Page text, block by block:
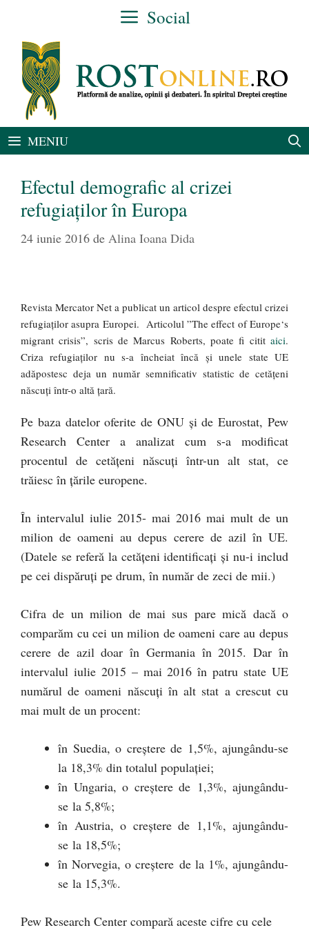
conținut
Social
MENIU
Efectul demografic al crizei
refugiaților în Europa
24 iunie 2016 de Alina Ioana Dida
Revista Mercator Net a publicat un articol despre efectul crizei
refugiaților asupra Europei. Articolul ”The effect of Europe‘s
migrant crisis”, scris de Marcus Roberts, poate fi citit aici.
Criza refugiaților nu s-a încheiat încă și unele state UE
adăpostesc deja un număr semnificativ statistic de cetățeni
născuți într-o altă țară.
Pe baza datelor oferite de ONU și de Eurostat, Pew
Research Center a analizat cum s-a modificat
procentul de cetățeni născuți într-un alt stat, ce
trăiesc în țările europene.
În intervalul iulie 2015- mai 2016 mai mult de un
milion de oameni au depus cerere de azil în UE.
(Datele se referă la cetățeni identificați și nu-i includ
pe cei dispăruți pe drum, în număr de zeci de mii.)
Cifra de un milion de mai sus pare mică dacă o
comparăm cu cei un milion de oameni care au depus
cerere de azil doar în Germania în 2015. Dar în
intervalul iulie 2015 – mai 2016 în patru state UE
numărul de oameni născuți în alt stat a crescut cu
mai mult de un procent:
în Suedia, o creștere de 1,5%, ajungându-se
la 18,3% din totalul populației;
în Ungaria, o creștere de 1,3%, ajungându-
se la 5,8%;
în Austria, o creștere de 1,1%, ajungându-
se la 18,5%;
în Norvegia, o creștere de la 1%, ajungându-
se la 15,3%.
Pew Research Center compară aceste cifre cu cele